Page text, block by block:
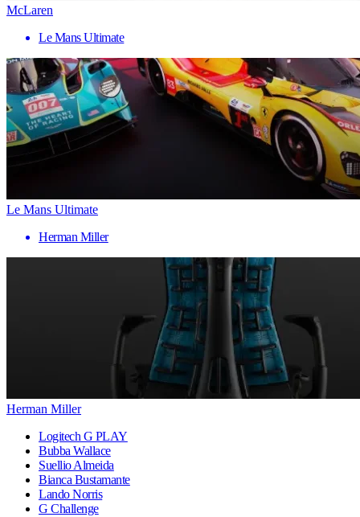
McLaren
Le Mans Ultimate
Le Mans Ultimate
Herman Miller
Herman Miller
Logitech G PLAY
Bubba Wallace
Suellio Almeida
Bianca Bustamante
Lando Norris
G Challenge